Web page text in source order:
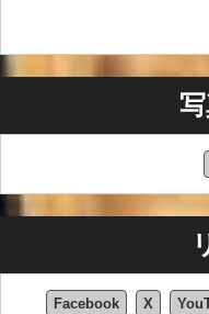
Facebook X